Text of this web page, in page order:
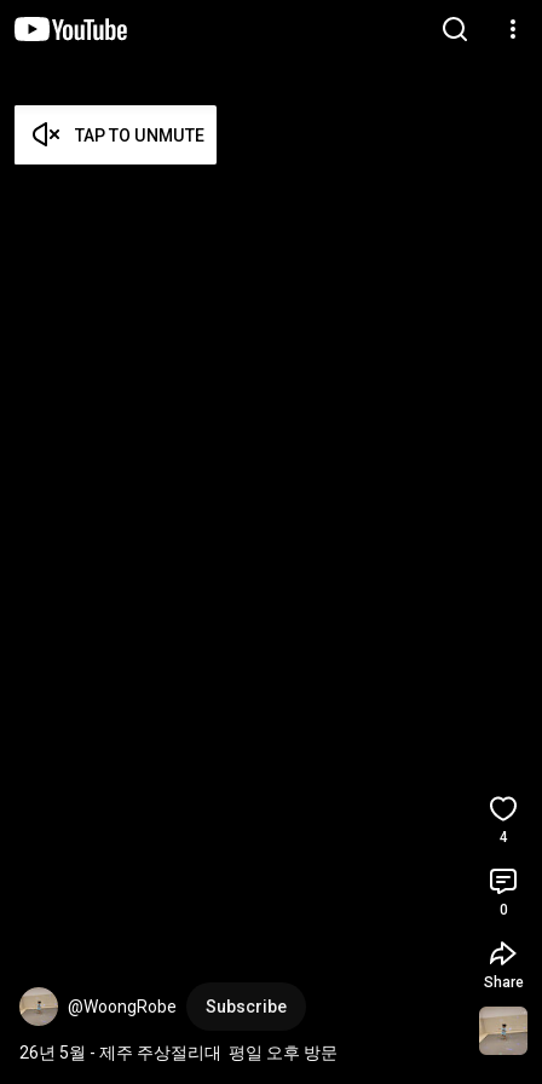
TAP TO UNMUTE
@WoongRobe Subscribe
26년 5월 - 제주 주상절리대  평일 오후 방문
4
0
Share